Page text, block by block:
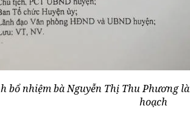
bổ nhiệm bà Nguyễn Thị Thu Phương
hoạch